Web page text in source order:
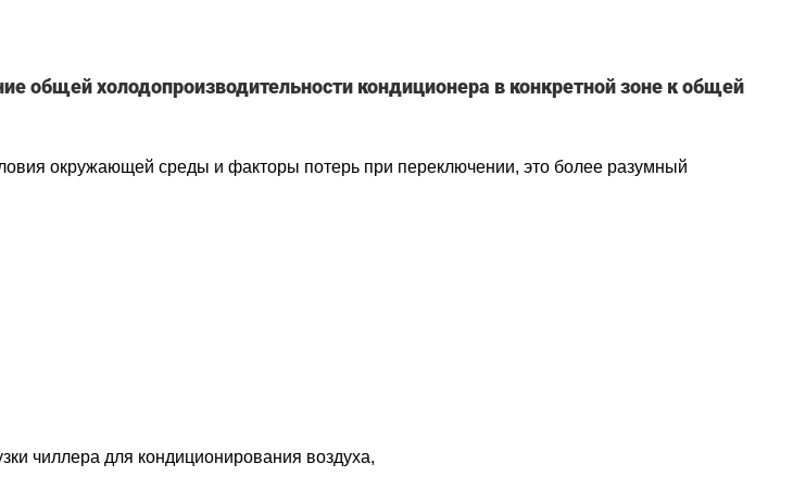
общей холодопроизводительности кондиционера в конкретной зоне к общей
окружающей среды и факторы потерь при переключении, это более разумный
чиллера для кондиционирования воздуха,